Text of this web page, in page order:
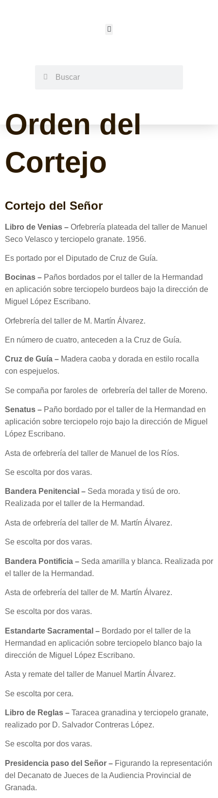
Orden del
Cortejo
Cortejo del Señor
Libro de Venias – Orfebrería plateada del taller de Manuel
Seco Velasco y terciopelo granate. 1956.
Es portado por el Diputado de Cruz de Guía.
Bocinas – Paños bordados por el taller de la Hermandad
en aplicación sobre terciopelo burdeos bajo la dirección de
Miguel López Escribano.
Orfebrería del taller de M. Martín Álvarez.
En número de cuatro, anteceden a la Cruz de Guía.
Cruz de Guía – Madera caoba y dorada en estilo rocalla
con espejuelos.
Se compaña por faroles de orfebrería del taller de Moreno.
Senatus – Paño bordado por el taller de la Hermandad en
aplicación sobre terciopelo rojo bajo la dirección de Miguel
López Escribano.
Asta de orfebrería del taller de Manuel de los Ríos.
Se escolta por dos varas.
Bandera Penitencial – Seda morada y tisú de oro.
Realizada por el taller de la Hermandad.
Asta de orfebrería del taller de M. Martín Álvarez.
Se escolta por dos varas.
Bandera Pontificia – Seda amarilla y blanca. Realizada por
el taller de la Hermandad.
Asta de orfebrería del taller de M. Martín Álvarez.
Se escolta por dos varas.
Estandarte Sacramental – Bordado por el taller de la
Hermandad en aplicación sobre terciopelo blanco bajo la
dirección de Miguel López Escribano.
Asta y remate del taller de Manuel Martín Álvarez.
Se escolta por cera.
Libro de Reglas – Taracea granadina y terciopelo granate,
realizado por D. Salvador Contreras López.
Se escolta por dos varas.
Presidencia paso del Señor – Figurando la representación
del Decanato de Jueces de la Audiencia Provincial de
Granada.